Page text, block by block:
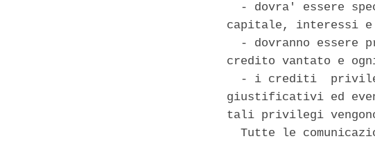
- dovra' essere
capitale, interessi e
- dovranno essere
credito vantato e
- i crediti
giustificativi ed
tali privilegi
Tutte le